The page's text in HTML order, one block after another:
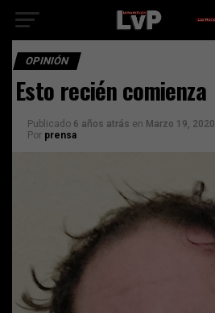
OPINIÓN
Esto recién comienza
Publicado 6 años atrás en Marzo 19, 2020
Por prensa